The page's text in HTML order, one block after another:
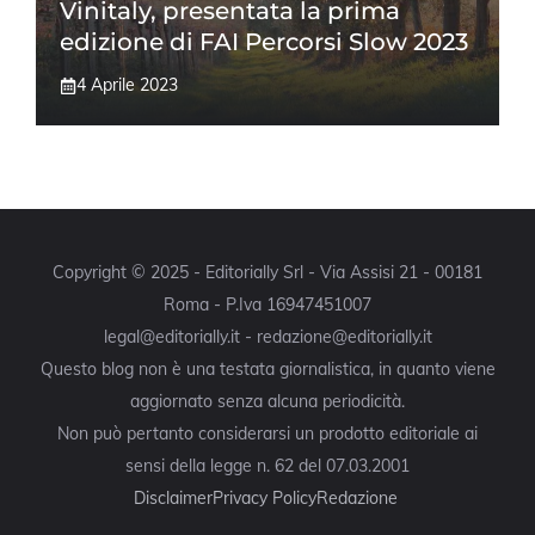
Vinitaly, presentata la prima
edizione di FAI Percorsi Slow 2023
4 Aprile 2023
Copyright © 2025 - Editorially Srl - Via Assisi 21 - 00181
Roma - P.Iva 16947451007
legal@editorially.it - redazione@editorially.it
Questo blog non è una testata giornalistica, in quanto viene
aggiornato senza alcuna periodicità.
Non può pertanto considerarsi un prodotto editoriale ai
sensi della legge n. 62 del 07.03.2001
DisclaimerPrivacy PolicyRedazione